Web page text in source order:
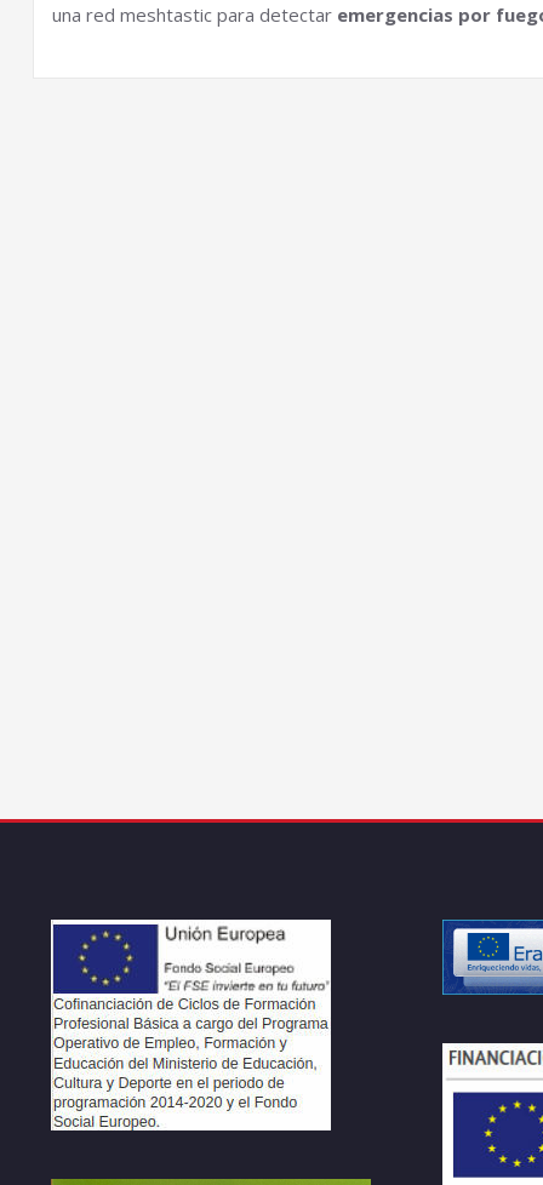
una red meshtastic para detectar emergencias por